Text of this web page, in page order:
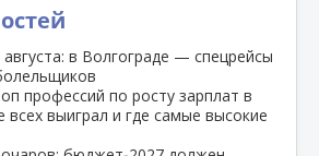
августа: в Волгограде — спецрейсы
профессий по росту зарплат в
всех выиграл и где самые высокие